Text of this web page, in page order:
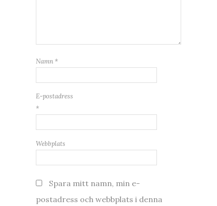
Namn *
E-postadress
*
Webbplats
Spara mitt namn, min e-
postadress och webbplats i denna